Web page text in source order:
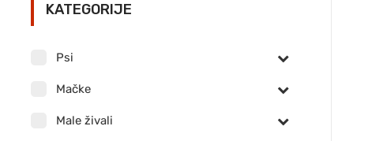
KATEGORIJE
Psi
Mačke
Male živali